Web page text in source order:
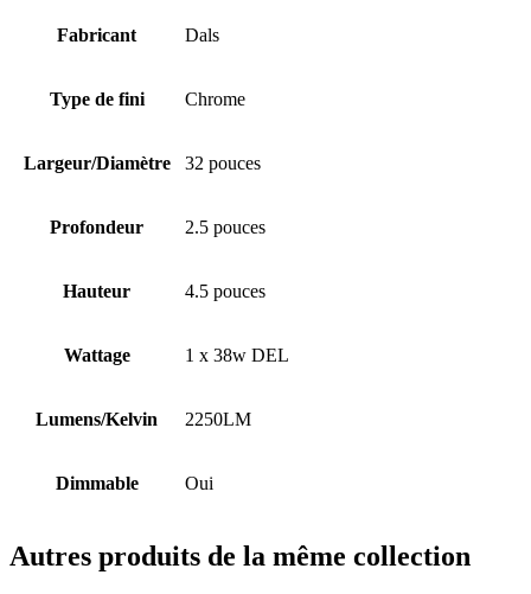
Fabricant Dals
Type de fini Chrome
Largeur/Diamètre 32 pouces
Profondeur 2.5 pouces
Hauteur 4.5 pouces
Wattage 1 x 38w DEL
Lumens/Kelvin 2250LM
Dimmable Oui
Autres produits de la même collection